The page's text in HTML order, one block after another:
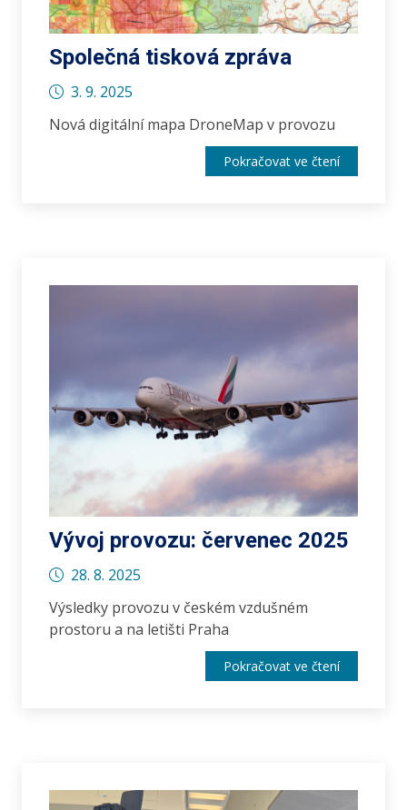
Společná tisková zpráva
3. 9. 2025
Nová digitální mapa DroneMap v provozu
Pokračovat ve čtení
Vývoj provozu: červenec 2025
28. 8. 2025
Výsledky provozu v českém vzdušném
prostoru a na letišti Praha
Pokračovat ve čtení